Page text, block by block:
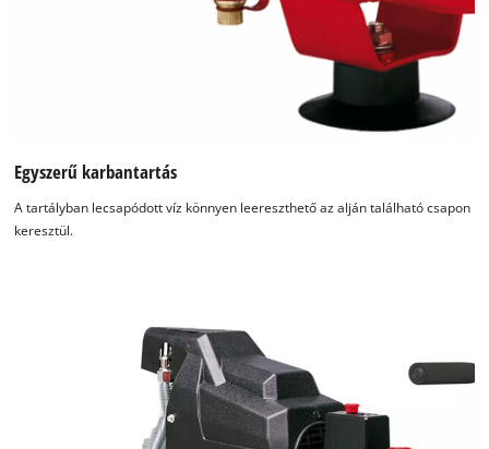
Egyszerű karbantartás
A tartályban lecsapódott víz könnyen leereszthető az alján található csapon
keresztül.